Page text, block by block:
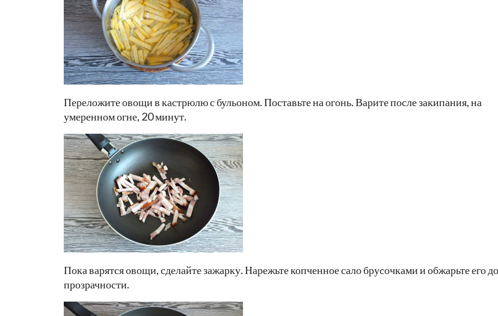
Переложите овощи в кастрюлю с бульоном. Поставьте на огонь. Варите после закипания, на
умеренном огне, 20 минут.
Пока варятся овощи, сделайте зажарку. Нарежьте копченное сало брусочками и обжарьте его до
прозрачности.